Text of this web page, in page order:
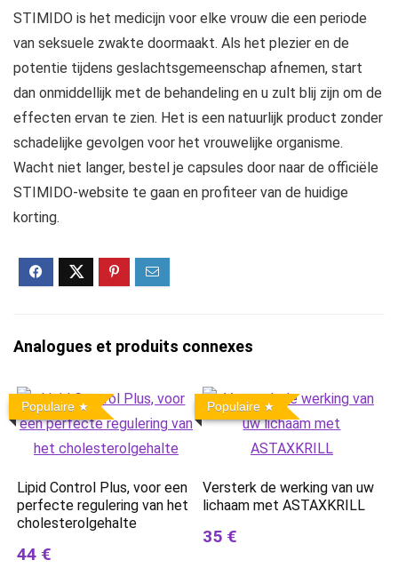
STIMIDO is het medicijn voor elke vrouw die een periode
van seksuele zwakte doormaakt. Als het plezier en de
potentie tijdens geslachtsgemeenschap afnemen, start
dan onmiddellijk met de behandeling en u zult blij zijn om de
effecten ervan te zien. Het is een natuurlijk product zonder
schadelijke gevolgen voor het vrouwelijke organisme.
Wacht niet langer, bestel je capsules door naar de officiële
STIMIDO-website te gaan en profiteer van de huidige
korting.
Analogues et produits connexes
Populaire
Lipid Control Plus, voor een
perfecte regulering van het
cholesterolgehalte
44 €
Populaire
Versterk de werking van uw
lichaam met ASTAXKRILL
35 €